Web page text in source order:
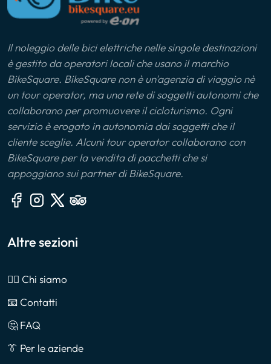
Il noleggio delle bici elettriche nelle singole destinazioni
è gestito da operatori locali che usano il marchio
BikeSquare. BikeSquare non è un'agenzia di viaggio nè
un tour operator, ma una rete di soggetti autonomi che
collaborano per promuovere il cicloturismo. Ogni
servizio è erogato in autonomia dai soggetti che il
cliente sceglie. Alcuni tour operator collaborano con
BikeSquare per la vendita di pacchetti che si
appoggiano sui partner di BikeSquare.
Altre sezioni
🙎‍♂️ Chi siamo
📧 Contatti
🤔 FAQ
👔 Per le aziende